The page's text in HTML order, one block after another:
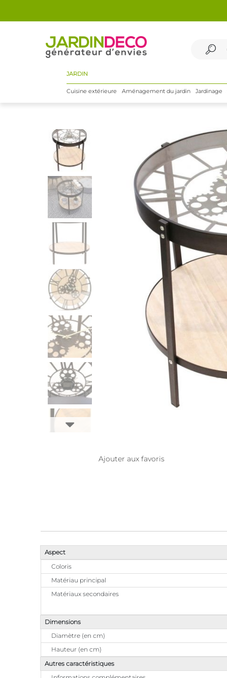
JARDIN
Cuisine extérieure Aménagement du jardin Jardinage
Ajouter aux favoris
Aspect
Coloris
Matériau principal
Matériaux secondaires
Dimensions
Diamètre (en cm)
Hauteur (en cm)
Autres caractéristiques